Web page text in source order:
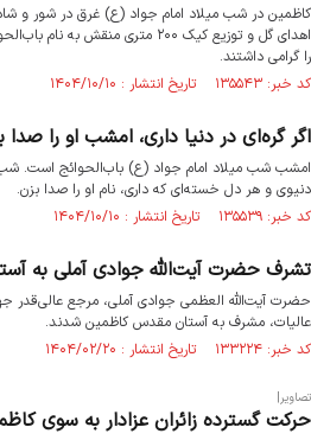
کاظمین در شب میلاد امام جواد (ع) غرق در شور و
اهدای گل و توزیع کیک ۲۰۰ متری
را گرامی داشتند.
کد خبر: ۱۳۵۵۴۳ تاریخ انتشار : ۱۴۰۴/۱۰/۱۰
اگر گره‌ای در دنیا داری، امشب او را صدا
امشب شب میلاد امام جواد (ع) باب‌الحوائج است.
دنیوی و هر دل خسته‌ای که داری، نام او را صدا بزن.
کد خبر: ۱۳۵۵۳۹ تاریخ انتشار : ۱۴۰۴/۱۰/۱۰
تشرف حضرت آیت‌الله جوادی آملی به
حضرت آیت‌الله العظمی جوادی آملی، مرجع عالی‌قدر
عالیات، مشرف به آستان مقدس کاظمین شدند.
کد خبر: ۱۳۳۲۲۴ تاریخ انتشار : ۱۴۰۴/۰۲/۲۰
تصاویر|
حرکت گسترده زائران عزادار به سوی